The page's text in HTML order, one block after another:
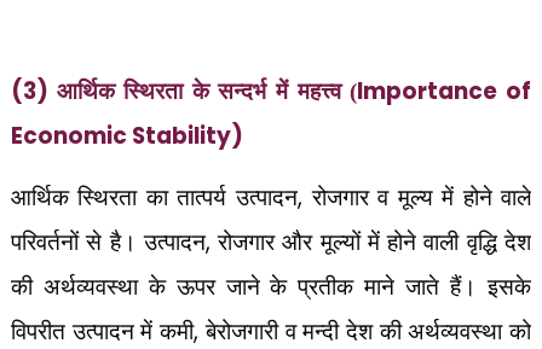
(3) आर्थिक स्थिरता के सन्दर्भ में महत्त्व (Importance of
Economic Stability)
आर्थिक स्थिरता का तात्पर्य उत्पादन,रोजगार व मूल्य में होने वाले
परिवर्तनों से है। उत्पादन,रोजगार और मूल्यों में होने वाली वृद्धि देश
की अर्थव्यवस्था के ऊपर जाने के प्रतीक माने जाते हैं। इसके
विपरीत उत्पादन में कमी,बेरोजगारी व मन्दी देश की अर्थव्यवस्था को